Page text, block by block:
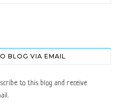
BLOG VIA EMAIL
to this blog and receive